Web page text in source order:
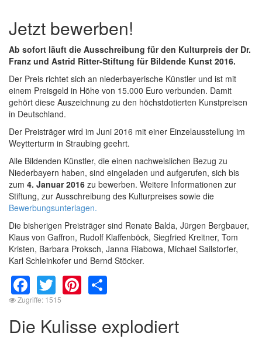
Jetzt bewerben!
Ab sofort läuft die Ausschreibung für den Kulturpreis der Dr.
Franz und Astrid Ritter-Stiftung für Bildende Kunst 2016.
Der Preis richtet sich an niederbayerische Künstler und ist mit
einem Preisgeld in Höhe von 15.000 Euro verbunden. Damit
gehört diese Auszeichnung zu den höchstdotierten Kunstpreisen
in Deutschland.
Der Preisträger wird im Juni 2016 mit einer Einzelausstellung im
Weytterturm in Straubing geehrt.
Alle Bildenden Künstler, die einen nachweislichen Bezug zu
Niederbayern haben, sind eingeladen und aufgerufen, sich bis
zum 4. Januar 2016 zu bewerben. Weitere Informationen zur
Stiftung, zur Ausschreibung des Kulturpreises sowie die
Bewerbungsunterlagen.
Die bisherigen Preisträger sind Renate Balda, Jürgen Bergbauer,
Klaus von Gaffron, Rudolf Klaffenböck, Siegfried Kreitner, Tom
Kristen, Barbara Proksch, Janna Riabowa, Michael Sailstorfer,
Karl Schleinkofer und Bernd Stöcker.
Facebook
TwitterPinterest
Zugriffe: 1515
Die Kulisse explodiert